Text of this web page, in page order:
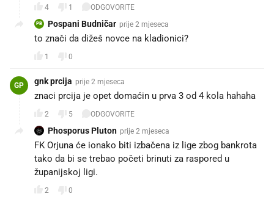
4 1 ODGOVORITE
PB Pospani Budničar prije 2 mjeseca
to znači da dižeš novce na kladionici?
1 0
GP gnk prcija prije 2 mjeseca
znaci prcija je opet domaćin u prva 3 od 4 kola hahaha
2 5 ODGOVORITE
Phosporus Pluton prije 2 mjeseca
FK Orjuna će ionako biti izbačena iz lige zbog bankrota
tako da bi se trebao početi brinuti za raspored u
županijskoj ligi.
2
0